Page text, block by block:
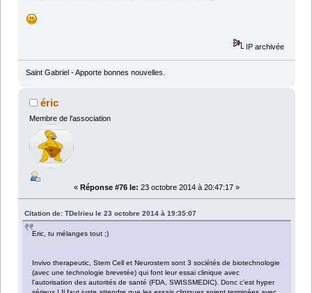
IP archivée
Saint Gabriel - Apporte bonnes nouvelles.
éric
Membre de l'association
« Réponse #76 le: 23 octobre 2014 à 20:47:17 »
Citation de: TDelrieu le 23 octobre 2014 à 19:35:07
Eric, tu mélanges tout ;)
Invivo therapeutic, Stem Cell et Neurostem sont 3 sociétés de biotechnologie
(avec une technologie brevetée) qui font leur essai clinique avec
l'autorisation des autorités de santé (FDA, SWISSMEDIC). Donc c'est hyper